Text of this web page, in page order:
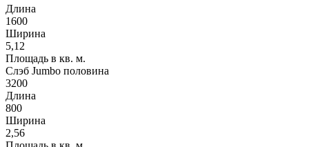
Длина
1600
Ширина
5,12
Площадь в кв. м.
Слэб Jumbo половина
3200
Длина
800
Ширина
2,56